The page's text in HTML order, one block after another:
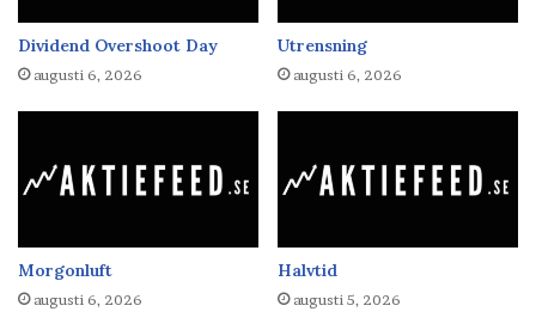
Dividend Overshoot Day
augusti 6, 2026
Utrensning
augusti 6, 2026
Morgonluft
augusti 6, 2026
Halvtid
augusti 5, 2026